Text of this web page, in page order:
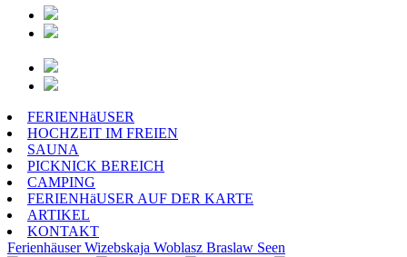
FERIENHäUSER
HOCHZEIT IM FREIEN
SAUNA
PICKNICK BEREICH
CAMPING
FERIENHäUSER AUF DER KARTE
ARTIKEL
KONTAKT
Ferienhäuser Wizebskaja Woblasz Braslaw Seen